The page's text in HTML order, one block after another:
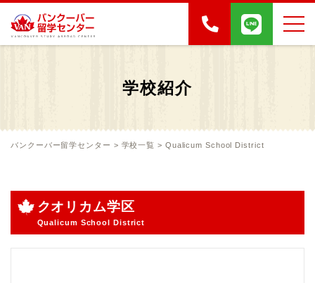
学校紹介
バンクーバー留学センター > 学校一覧 > Qualicum School District
クオリカム学区
Qualicum School District